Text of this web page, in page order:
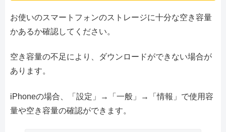
お使いのスマートフォンのストレージに十分な空き容量
かあるか確認してください。
空き容量の不足により、ダウンロードができない場合が
あります。
iPhoneの場合、「設定」→「一般」→「情報」で使用容
量や空き容量の確認ができます。